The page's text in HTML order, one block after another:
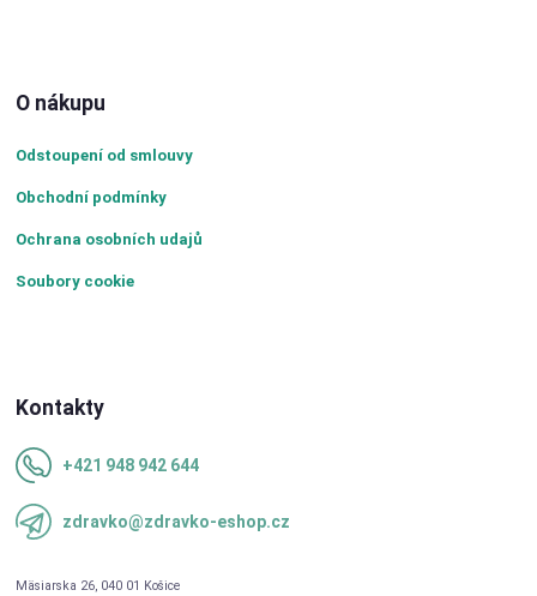
O nákupu
Odstoupení od smlouvy
Obchodní podmínky
Ochrana osobních udajů
Soubory cookie
Kontakty
+421 948 942 644
zdravko@zdravko-eshop.cz